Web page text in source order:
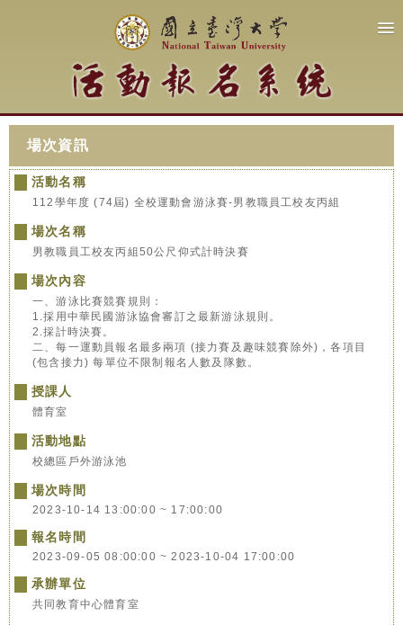
場次資訊
活動名稱
112學年度 (74屆) 全校運動會游泳賽-男教職員工校友丙組
場次名稱
男教職員工校友丙組50公尺仰式計時決賽
場次內容
一、游泳比賽競賽規則：
1.採用中華民國游泳協會審訂之最新游泳規則。
2.採計時決賽。
二、每一運動員報名最多兩項 (接力賽及趣味競賽除外)，各項目
(包含接力) 每單位不限制報名人數及隊數。
授課人
體育室
活動地點
校總區戶外游泳池
場次時間
2023-10-14 13:00:00 ~ 17:00:00
報名時間
2023-09-05 08:00:00 ~ 2023-10-04 17:00:00
承辦單位
共同教育中心體育室